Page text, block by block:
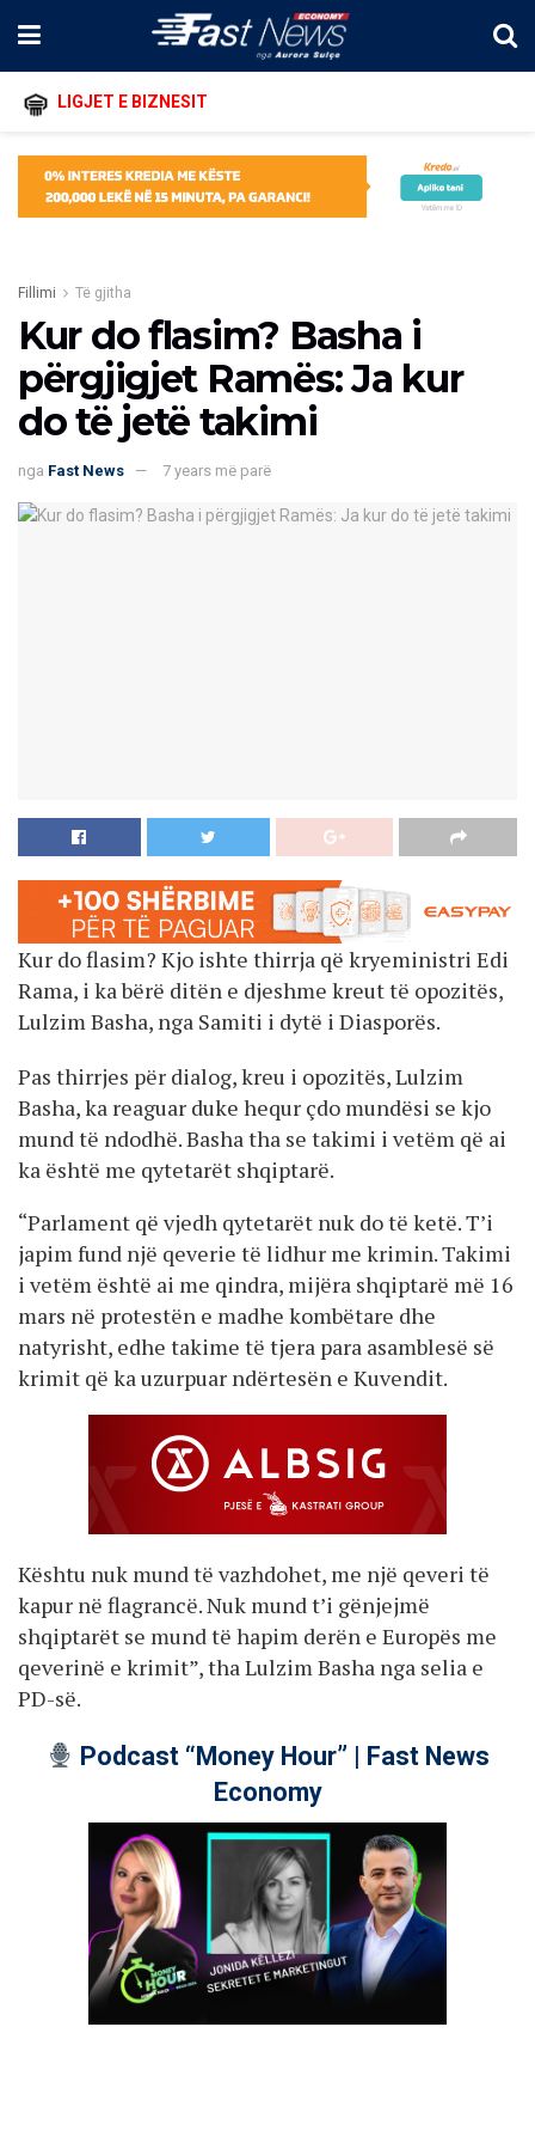
LIGJET E BIZNESIT
Fillimi Të gjitha
Kur do flasim? Basha i
përgjigjet Ramës: Ja kur
do të jetë takimi
nga Fast News 7 years më parë
Kur do flasim? Kjo ishte thirrja që kryeministri Edi
Rama, i ka bërë ditën e djeshme kreut të opozitës,
Lulzim Basha, nga Samiti i dytë i Diasporës.
Pas thirrjes për dialog, kreu i opozitës, Lulzim
Basha, ka reaguar duke hequr çdo mundësi se kjo
mund të ndodhë. Basha tha se takimi i vetëm që ai
ka është me qytetarët shqiptarë.
“Parlament që vjedh qytetarët nuk do të ketë. T’i
japim fund një qeverie të lidhur me krimin. Takimi
i vetëm është ai me qindra, mijëra shqiptarë më 16
mars në protestën e madhe kombëtare dhe
natyrisht, edhe takime të tjera para asamblesë së
krimit që ka uzurpuar ndërtesën e Kuvendit.
Kështu nuk mund të vazhdohet, me një qeveri të
kapur në flagrancë. Nuk mund t’i gënjejmë
shqiptarët se mund të hapim derën e Europës me
qeverinë e krimit”, tha Lulzim Basha nga selia e
PD-së.
Podcast “Money Hour” | Fast News
Economy